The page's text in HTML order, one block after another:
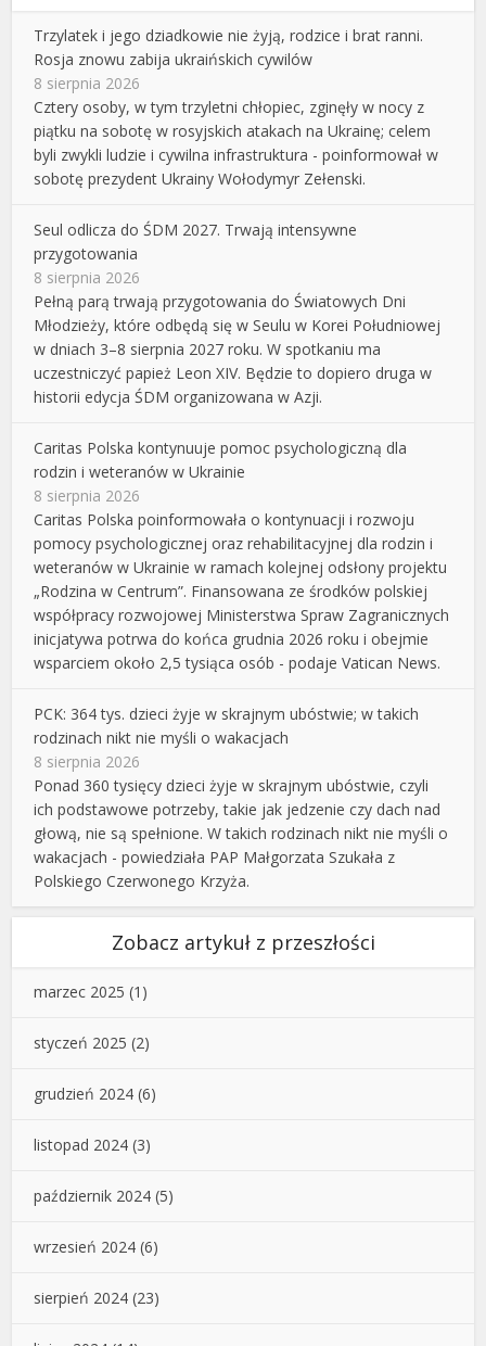
Trzylatek i jego dziadkowie nie żyją, rodzice i brat ranni.
Rosja znowu zabija ukraińskich cywilów
8 sierpnia 2026
Cztery osoby, w tym trzyletni chłopiec, zginęły w nocy z
piątku na sobotę w rosyjskich atakach na Ukrainę; celem
byli zwykli ludzie i cywilna infrastruktura - poinformował w
sobotę prezydent Ukrainy Wołodymyr Zełenski.
Seul odlicza do ŚDM 2027. Trwają intensywne
przygotowania
8 sierpnia 2026
Pełną parą trwają przygotowania do Światowych Dni
Młodzieży, które odbędą się w Seulu w Korei Południowej
w dniach 3–8 sierpnia 2027 roku. W spotkaniu ma
uczestniczyć papież Leon XIV. Będzie to dopiero druga w
historii edycja ŚDM organizowana w Azji.
Caritas Polska kontynuuje pomoc psychologiczną dla
rodzin i weteranów w Ukrainie
8 sierpnia 2026
Caritas Polska poinformowała o kontynuacji i rozwoju
pomocy psychologicznej oraz rehabilitacyjnej dla rodzin i
weteranów w Ukrainie w ramach kolejnej odsłony projektu
„Rodzina w Centrum”. Finansowana ze środków polskiej
współpracy rozwojowej Ministerstwa Spraw Zagranicznych
inicjatywa potrwa do końca grudnia 2026 roku i obejmie
wsparciem około 2,5 tysiąca osób - podaje Vatican News.
PCK: 364 tys. dzieci żyje w skrajnym ubóstwie; w takich
rodzinach nikt nie myśli o wakacjach
8 sierpnia 2026
Ponad 360 tysięcy dzieci żyje w skrajnym ubóstwie, czyli
ich podstawowe potrzeby, takie jak jedzenie czy dach nad
głową, nie są spełnione. W takich rodzinach nikt nie myśli o
wakacjach - powiedziała PAP Małgorzata Szukała z
Polskiego Czerwonego Krzyża.
Zobacz artykuł z przeszłości
marzec 2025 (1)
styczeń 2025 (2)
grudzień 2024 (6)
listopad 2024 (3)
październik 2024 (5)
wrzesień 2024 (6)
sierpień 2024 (23)